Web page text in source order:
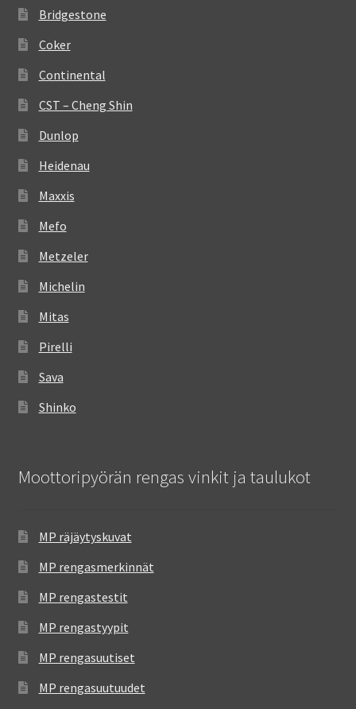
Bridgestone
Coker
Continental
CST – Cheng Shin
Dunlop
Heidenau
Maxxis
Mefo
Metzeler
Michelin
Mitas
Pirelli
Sava
Shinko
Moottoripyörän rengas vinkit ja taulukot
MP räjäytyskuvat
MP rengasmerkinnät
MP rengastestit
MP rengastyypit
MP rengasuutiset
MP rengasuutuudet